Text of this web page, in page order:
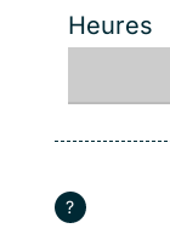
Heures
?